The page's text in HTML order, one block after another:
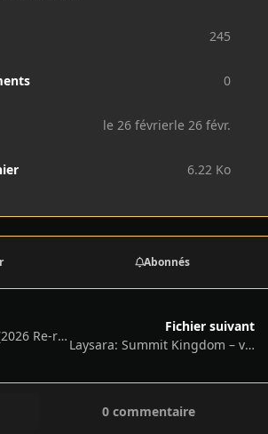
245
0
le 26 févrierle 26 févr.
6.22 Ko
Abonnés
FINAL FANTASY VII (2026 Re-release) – Steam Build 21140793/GOG v2.0 v1
Fichier suivant
Laysara: Summit Kingdom – v1.0 (Release)
0 commentaire